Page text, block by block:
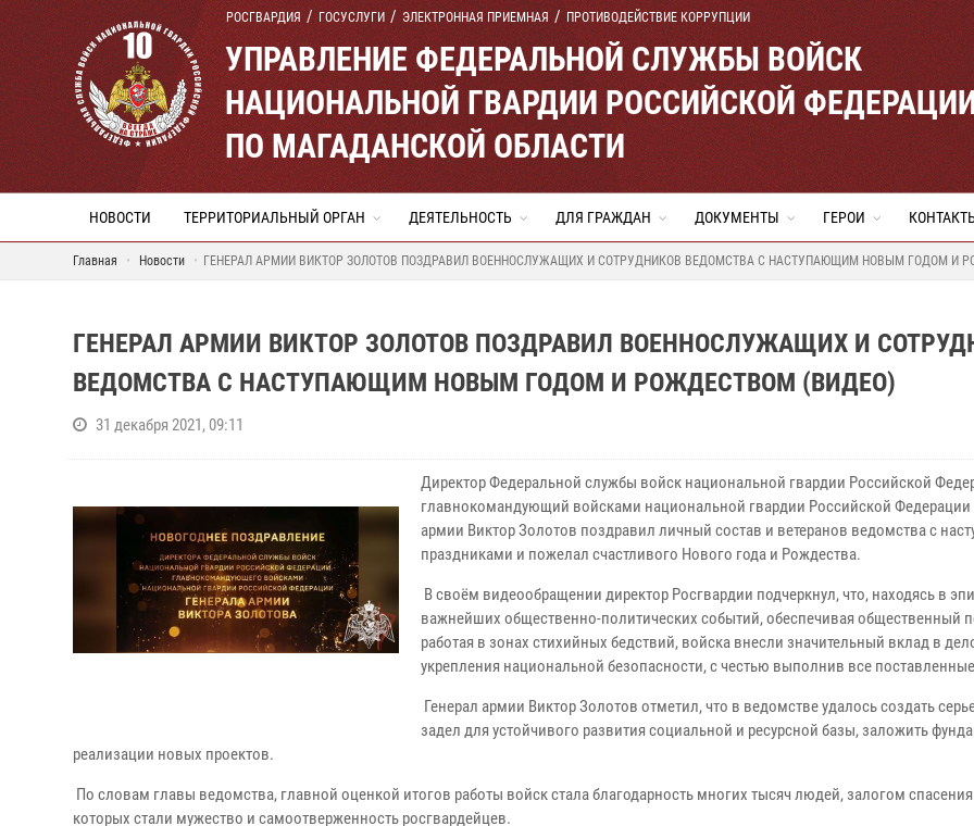
РОСГВАРДИЯ ГОСУСЛУГИ ЭЛЕКТРОННАЯ ПРИЕМНАЯ ПРОТИВОДЕЙСТВИЕ КОРРУПЦИИ
УПРАВЛЕНИЕ ФЕДЕРАЛЬНОЙ СЛУЖБЫ ВОЙСК
НАЦИОНАЛЬНОЙ ГВАРДИИ РОССИЙСКОЙ
ПО МАГАДАНСКОЙ ОБЛАСТИ
НОВОСТИ ТЕРРИТОРИАЛЬНЫЙ ОРГАН ДЕЯТЕЛЬНОСТЬ ДЛЯ ГРАЖДАН ДОКУМЕНТЫ ГЕРОИ
Главная Новости ГЕНЕРАЛ АРМИИ ВИКТОР ЗОЛОТОВ ПОЗДРАВИЛ ВОЕННОСЛУЖАЩИХ И СОТРУДНИКОВ ВЕДОМСТВА С НАСТУПАЮЩИМ НОВЫМ ГОДОМ И
ГЕНЕРАЛ АРМИИ ВИКТОР ЗОЛОТОВ ПОЗДРАВИЛ ВОЕННОСЛУЖАЩИХ И
ВЕДОМСТВА С НАСТУПАЮЩИМ НОВЫМ ГОДОМ И РОЖДЕСТВОМ (ВИДЕО)
31 декабря 2021, 09:11
Директор Федеральной службы войск национальной гвардии Российской
главнокомандующий войсками национальной гвардии Российской Федерации
армии Виктор Золотов поздравил личный состав и ветеранов ведомства с
праздниками и пожелал счастливого Нового года и Рождества.
В своём видеообращении директор Росгвардии подчеркнул, что, находясь в
важнейших общественно-политических событий, обеспечивая общественный
работая в зонах стихийных бедствий, войска внесли значительный вклад в
укрепления национальной безопасности, с честью выполнив все
Генерал армии Виктор Золотов отметил, что в ведомстве удалось создать
задел для устойчивого развития социальной и ресурсной базы, заложить
реализации новых проектов.
По словам главы ведомства, главной оценкой итогов работы войск стала благодарность многих тысяч людей, залогом
которых стали мужество и самоотверженность росгвардейцев.